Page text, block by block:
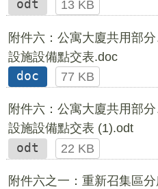
odt
13 KB
附件六：公寓大廈共用部
設施設備點交表.doc
doc
77 KB
附件六：公寓大廈共用部
設施設備點交表 (1).odt
odt
22 KB
附件六之一：重新召集區